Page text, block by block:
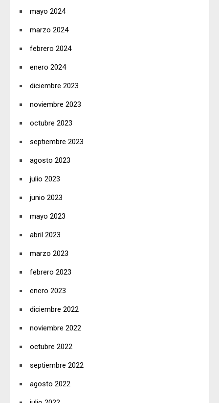
mayo 2024
marzo 2024
febrero 2024
enero 2024
diciembre 2023
noviembre 2023
octubre 2023
septiembre 2023
agosto 2023
julio 2023
junio 2023
mayo 2023
abril 2023
marzo 2023
febrero 2023
enero 2023
diciembre 2022
noviembre 2022
octubre 2022
septiembre 2022
agosto 2022